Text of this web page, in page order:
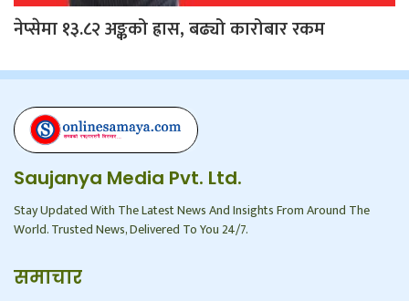
नेप्सेमा १३.८२ अङ्कको ह्रास, बढ्यो कारोबार रकम
Saujanya Media Pvt. Ltd.
Stay Updated With The Latest News And Insights From Around The
World. Trusted News, Delivered To You 24/7.
समाचार